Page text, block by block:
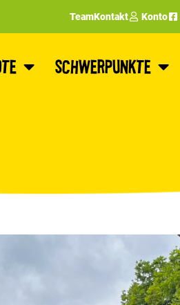
TeamKontakt Konto
Schwerpunkte